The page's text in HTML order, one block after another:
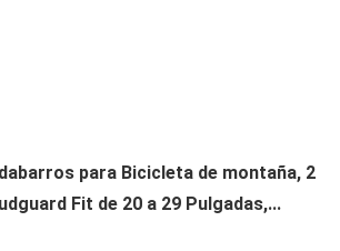
para Bicicleta de montaña, 2
Fit de 20 a 29 Pulgadas,...